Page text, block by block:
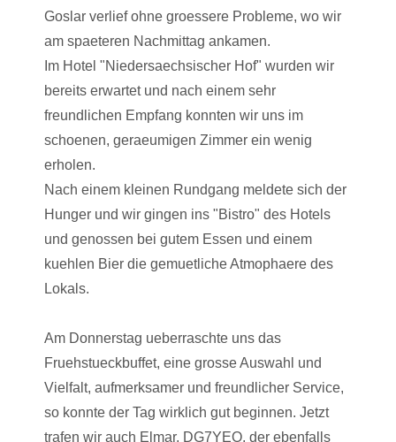
Goslar verlief ohne groessere Probleme, wo wir
am spaeteren Nachmittag ankamen.
Im Hotel "Niedersaechsischer Hof" wurden wir
bereits erwartet und nach einem sehr
freundlichen Empfang konnten wir uns im
schoenen, geraeumigen Zimmer ein wenig
erholen.
Nach einem kleinen Rundgang meldete sich der
Hunger und wir gingen ins "Bistro" des Hotels
und genossen bei gutem Essen und einem
kuehlen Bier die gemuetliche Atmophaere des
Lokals.
Am Donnerstag ueberraschte uns das
Fruehstueckbuffet, eine grosse Auswahl und
Vielfalt, aufmerksamer und freundlicher Service,
so konnte der Tag wirklich gut beginnen. Jetzt
trafen wir auch Elmar, DG7YEO, der ebenfalls